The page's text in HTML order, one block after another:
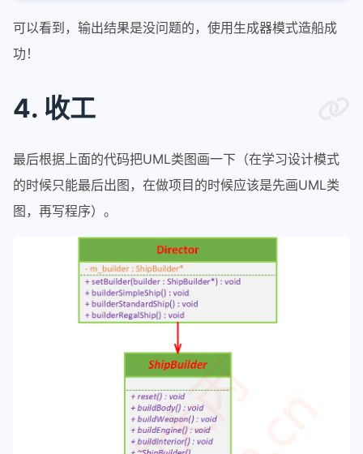
50
51
54
56
58
59
delete merry;
    builder->
    director->
    merry = builder->
getMerry();
delete merry;
delete
delete director;
main()
    cout <<
builderMerry();
可以看到，输出结果是没问题的，使用生成器模式造船成
功！
4. 收工
最后根据上面的代码把UML类图画一下（在学习设计模式
的时候只能最后出图，在做项目的时候应该是先画UML类
图，再写程序）。